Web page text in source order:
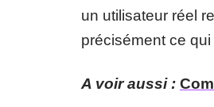
un utilisateur réel
précisément ce
A voir aussi :